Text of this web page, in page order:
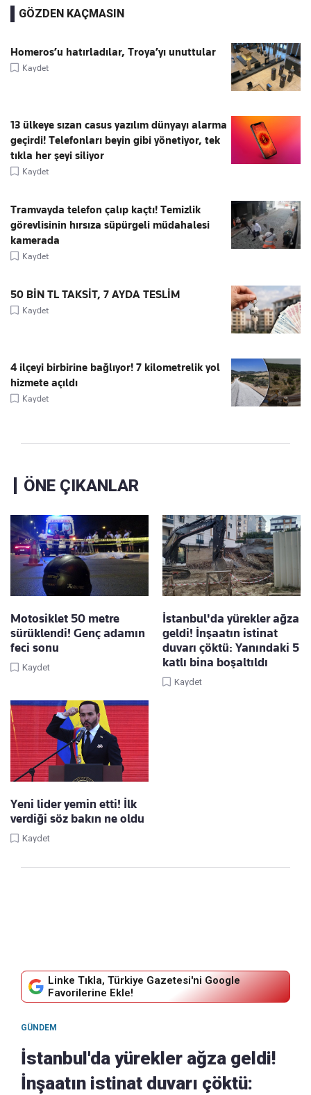
GÖZDEN KAÇMASIN
Homeros’u hatırladılar, Troya’yı unuttular
Kaydet
13 ülkeye sızan casus yazılım dünyayı alarma
geçirdi! Telefonları beyin gibi yönetiyor, tek
tıkla her şeyi siliyor
Kaydet
Tramvayda telefon çalıp kaçtı! Temizlik
görevlisinin hırsıza süpürgeli müdahalesi
kamerada
Kaydet
50 BİN TL TAKSİT, 7 AYDA TESLİM
Kaydet
4 ilçeyi birbirine bağlıyor! 7 kilometrelik yol
hizmete açıldı
Kaydet
ÖNE ÇIKANLAR
Motosiklet 50 metre
sürüklendi! Genç adamın
feci sonu
Kaydet
İstanbul'da yürekler ağza
geldi! İnşaatın istinat
duvarı çöktü: Yanındaki 5
katlı bina boşaltıldı
Kaydet
Yeni lider yemin etti! İlk
verdiği söz bakın ne oldu
Kaydet
Linke Tıkla, Türkiye Gazetesi'ni Google
Favorilerine Ekle!
GÜNDEM
İstanbul'da yürekler ağza geldi!
İnşaatın istinat duvarı çöktü: